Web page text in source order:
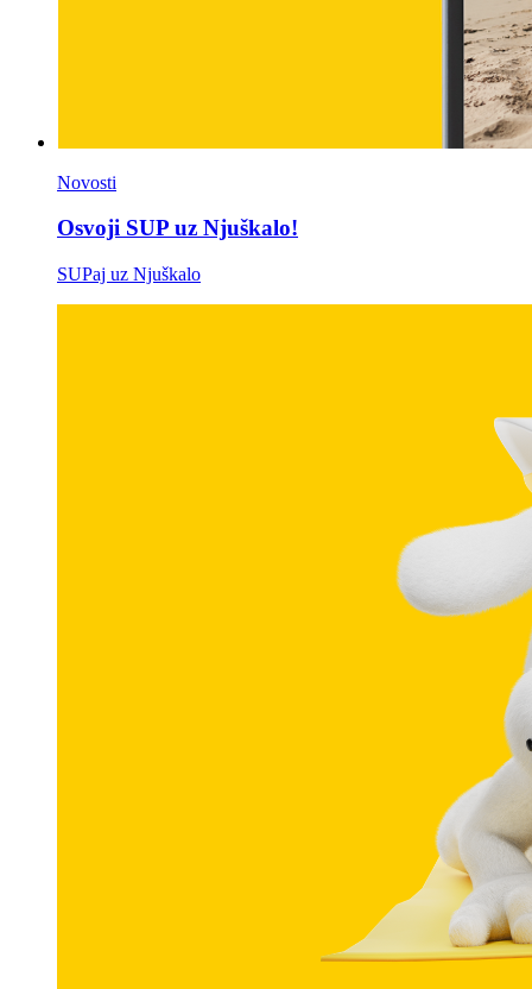
Novosti
Osvoji SUP uz Njuškalo!
SUPaj uz Njuškalo